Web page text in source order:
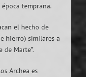
temprana.
el hecho de
hierro) similares a
de Marte”.
Archea es